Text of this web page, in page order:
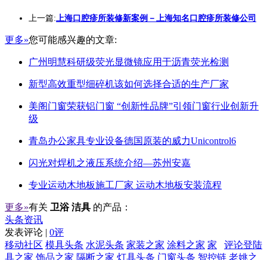
上一篇:上海口腔疹所装修新案例－上海知名口腔疹所装修公司
更多»您可能感兴趣的文章:
广州明慧科研级荧光显微镜应用于沥青荧光检测
新型高效重型细碎机该如何选择合适的生产厂家
美阁门窗荣获铝门窗 “创新性品牌”引领门窗行业创新升
级
青岛办公家具专业设备德国原装的威力Unicontrol6
闪光对焊机之液压系统介绍—苏州安嘉
专业运动木地板施工厂家 运动木地板安装流程
更多»有关 卫浴 洁具 的产品：
头条资讯
发表评论 | 0评
评论登陆
移动社区 模具头条 水泥头条 家装之家 涂料之家 家
具之家 饰品之家 隔断之家 灯具头条 门窗头条 智控链 老姚之